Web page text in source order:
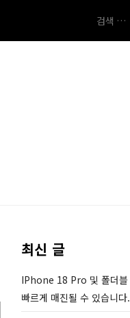
색:
최신 글
IPhone 18 Pro 및 폴더블
빠르게 매진될 수 있습니다.